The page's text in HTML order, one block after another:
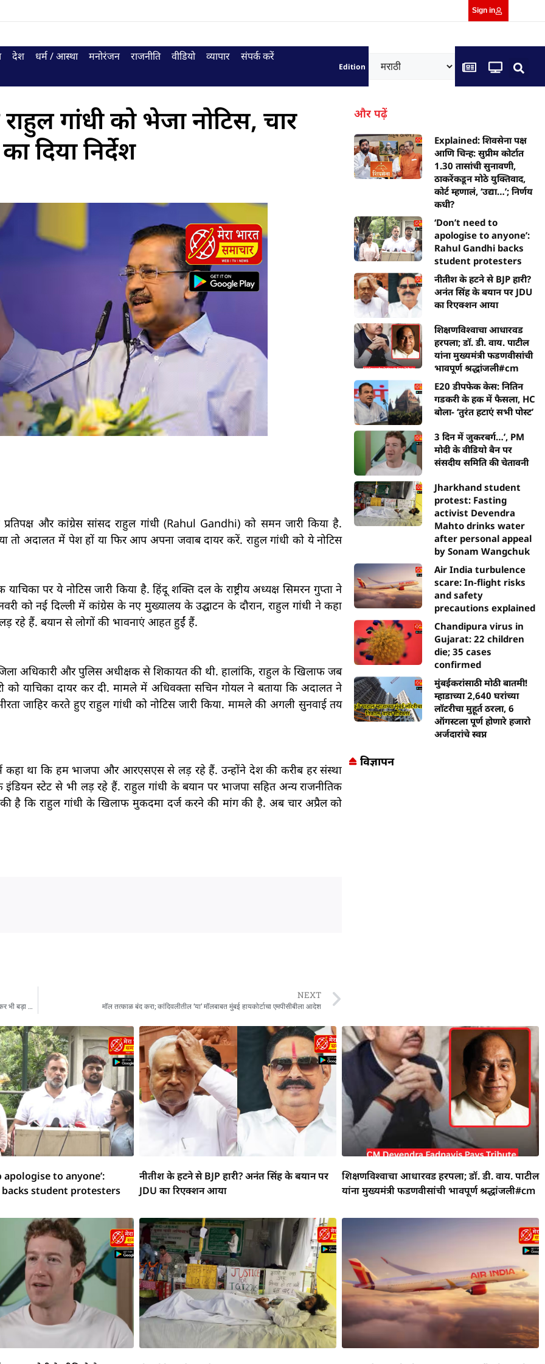
Sign in
देश धर्म / आस्था मनोरंजन राजनीति वीडियो व्यापार
संपर्क करें
Edition
गांधी को भेजा नोटिस, चार
दिया निर्देश
और कांग्रेस सांसद राहुल गांधी (Rahul Gandhi) को समन जारी किया है.
तो अदालत में पेश हों या फिर आप अपना जवाब दायर करें. राहुल गांधी को ये नोटिस
याचिका पर ये नोटिस जारी किया है. हिंदू शक्ति दल के राष्ट्रीय अध्यक्ष सिमरन गुप्ता ने
को नई दिल्ली में कांग्रेस के नए मुख्यालय के उद्घाटन के दौरान, राहुल गांधी ने कहा
रहे हैं. बयान से लोगों की भावनाएं आहत हुईं हैं.
अधिकारी और पुलिस अधीक्षक से शिकायत की थी. हालांकि, राहुल के खिलाफ जब
को याचिका दायर कर दी. मामले में अधिवक्ता सचिन गोयल ने बताया कि अदालत ने
जाहिर करते हुए राहुल गांधी को नोटिस जारी किया. मामले की अगली सुनवाई तय
में कहा था कि हम भाजपा और आरएसएस से लड़ रहे हैं. उन्होंने देश की करीब हर संस्था
स्टेट से भी लड़ रहे हैं. राहुल गांधी के बयान पर भाजपा सहित अन्य राजनीतिक
है कि राहुल गांधी के खिलाफ मुकदमा दर्ज करने की मांग की है. अब चार अप्रैल को
दिल्ली में AAP ने बदला पार्टी अध्यक्ष, मनीष सिसोदिया को पंजाब की जिम्मेदारी, गुजरात-गोवा को लेकर भी बड़ा फैसला
NEXT
मॉल तत्काळ बंद करा; कांदिवलीतील ‘या’ मॉलबाबत मुंबई हायकोर्टाचा एमपीसीबीला आदेश
और पढ़ें
Explained: शिवसेना पक्ष
आणि चिन्ह: सुप्रीम कोर्टात
1.30 तासांची सुनावणी,
ठाकरेंकडून मोठे युक्तिवाद,
कोर्ट म्हणालं, ‘उद्या…’; निर्णय
कधी?
‘Don’t need to
apologise to anyone’:
Rahul Gandhi backs
student protesters
नीतीश के हटने से BJP हारी?
अनंत सिंह के बयान पर JDU
का रिएक्शन आया
शिक्षणविश्वाचा आधारवड
हरपला; डॉ. डी. वाय. पाटील
यांना मुख्यमंत्री फडणवीसांची
भावपूर्ण श्रद्धांजली#cm
E20 डीपफेक केस: नितिन
गडकरी के हक में फैसला, HC
बोला- ‘तुरंत हटाएं सभी पोस्ट’
3 दिन में जुकरबर्ग…’, PM
मोदी के वीडियो बैन पर
संसदीय समिति की चेतावनी
Jharkhand student
protest: Fasting
activist Devendra
Mahto drinks water
after personal appeal
by Sonam Wangchuk
Air India turbulence
scare: In-flight risks
and safety
precautions explained
Chandipura virus in
Gujarat: 22 children
die; 35 cases
confirmed
मुंबईकरांसाठी मोठी बातमी!
म्हाडाच्या 2,640 घरांच्या
लॉटरीचा मुहूर्त ठरला, 6
ऑगस्टला पूर्ण होणारे हजारो
अर्जदारांचे स्वप्न
विज्ञापन
apologise to anyone’:
backs student protesters
नीतीश के हटने से BJP हारी? अनंत सिंह के बयान पर
JDU का रिएक्शन आया
शिक्षणविश्वाचा आधारवड हरपला; डॉ. डी. वाय. पाटील
यांना मुख्यमंत्री फडणवीसांची भावपूर्ण श्रद्धांजली#cm